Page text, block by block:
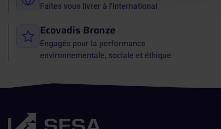
Faites vous livrer à l'international
Ecovadis Bronze
Engagés pour la performance
environnementale, sociale et éthique